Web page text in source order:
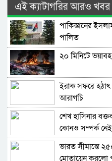
এই ক্যাটাগরির আরও খবর
পাকিস্তানের
পালিত
২০ মিনিটে
ইরাক সফরে হঠাৎ
আরাগচি
শেখ হাসিনার
কোনও সম্পর্ক
ভারত সীমান্তে
মোতায়েন করলো